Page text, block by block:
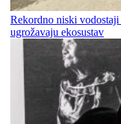
Rekordno niski
ugrožavaju ekosustav